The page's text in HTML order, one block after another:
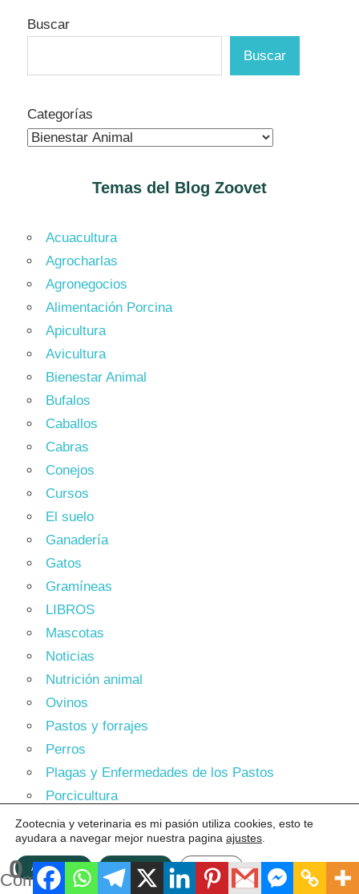
0
Compartidos
Buscar
Buscar
Categorías
Temas del Blog Zoovet
Acuacultura
Agrocharlas
Agronegocios
Alimentación Porcina
Apicultura
Avicultura
Bienestar Animal
Bufalos
Caballos
Cabras
Conejos
Cursos
El suelo
Ganadería
Gatos
Gramíneas
LIBROS
Mascotas
Noticias
Nutrición animal
Ovinos
Pastos y forrajes
Perros
Plagas y Enfermedades de los Pastos
Porcicultura
Producción sostenible
Ranicultura
Tesis de Grado
Veterinaria
Zootecnia y veterinaria es mi pasión utiliza cookies, esto te
ayudara a navegar mejor nuestra pagina ajustes
ACEPTAR Rechazar Ajustes